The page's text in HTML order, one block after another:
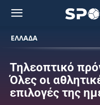
ΕΛΛΑΔΑ
Τηλεοπτικό
Όλες οι
επιλογές της